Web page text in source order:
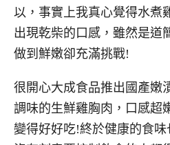
以，事實上我真心覺得水煮
出現乾柴的口感，雖然是道
做到鮮嫩卻充滿挑戰!
很開心大成食品推出國產嫩
調味的生鮮雞胸肉，口感超
變得好好吃!終於健康的食